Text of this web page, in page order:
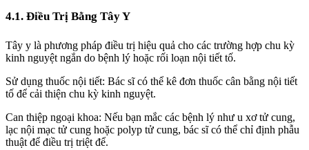
4.1. Điều Trị Bằng Tây Y
Tây y là phương pháp điều trị hiệu quả cho các trường hợp chu kỳ
kinh nguyệt ngắn do bệnh lý hoặc rối loạn nội tiết tố.
Sử dụng thuốc nội tiết: Bác sĩ có thể kê đơn thuốc cân bằng nội tiết
tố để cải thiện chu kỳ kinh nguyệt.
Can thiệp ngoại khoa: Nếu bạn mắc các bệnh lý như u xơ tử cung,
lạc nội mạc tử cung hoặc polyp tử cung, bác sĩ có thể chỉ định phẫu
thuật để điều trị triệt để.